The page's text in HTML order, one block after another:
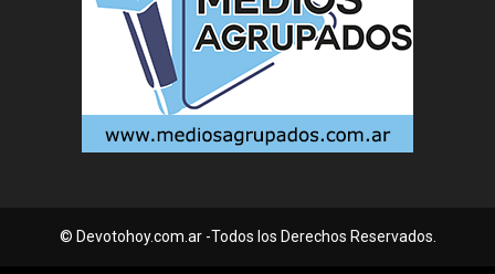
© Devotohoy.com.ar -Todos los Derechos Reservados.